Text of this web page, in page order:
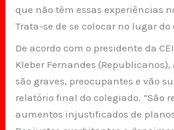
que não têm essas experiências
Trata-se de se colocar no lugar do
De acordo com o presidente da
Kleber Fernandes
são graves, preocupantes e vão
relatório final do colegiado. “São
aumentos injustificados de